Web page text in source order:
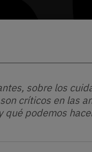
sobre los
críticos en las
qué podemos